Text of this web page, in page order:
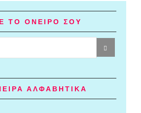
ΤΟ ΟΝΕΙΡΟ ΣΟΥ
ΑΛΦΑΒΗΤΙΚΑ